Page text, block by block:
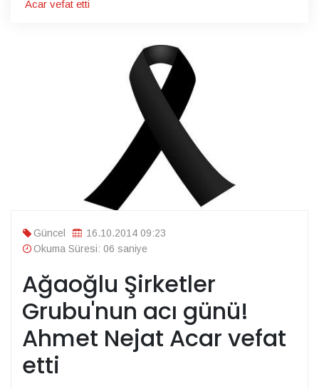
Acar vefat etti
Güncel
16.10.2014 09:23
Okuma Süresi: 06 saniye
Ağaoğlu Şirketler
Grubu'nun acı günü!
Ahmet Nejat Acar vefat
etti